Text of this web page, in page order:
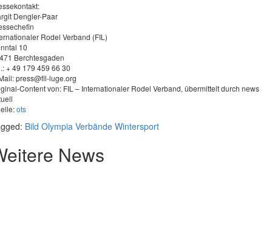
Dengler-Paar
Rodel Verband (FIL)
10
Berchtesgaden
+ 49 179 459 66 30
press@fil-luge.org
Content von: FIL – Internationaler Rodel Verband, übermittelt durch news
ots
Bild Olympia Verbände Wintersport
News